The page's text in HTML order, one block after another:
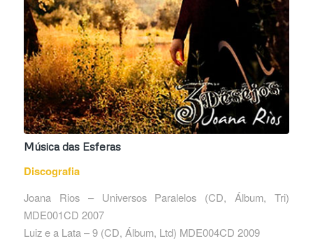
Música das Esferas
Discografia
Joana Rios – Universos Paralelos ‎(CD, Álbum, Tri)
MDE001CD 2007
Luiz e a Lata – 9 ‎(CD, Álbum, Ltd) MDE004CD 2009